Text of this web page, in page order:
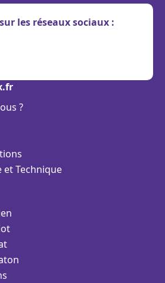
les réseaux sociaux :
?
et Technique